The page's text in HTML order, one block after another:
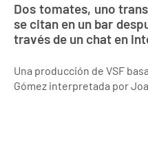
Dos tomates, uno
se citan en un bar
través de un chat en
Una producción de VSF
Gómez interpretada por